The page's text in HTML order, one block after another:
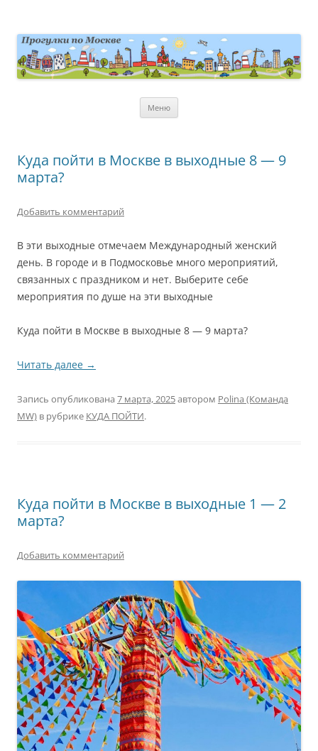
Меню
Куда пойти в Москве в выходные 8 — 9
марта?
Добавить комментарий
В эти выходные отмечаем Международный женский
день. В городе и в Подмосковье много мероприятий,
связанных с праздником и нет. Выберите себе
мероприятия по душе на эти выходные
Куда пойти в Москве в выходные 8 — 9 марта?
Читать далее →
Запись опубликована 7 марта, 2025автором Polina (Команда
MW) в рубрике КУДА ПОЙТИ.
Куда пойти в Москве в выходные 1 — 2
марта?
Добавить комментарий